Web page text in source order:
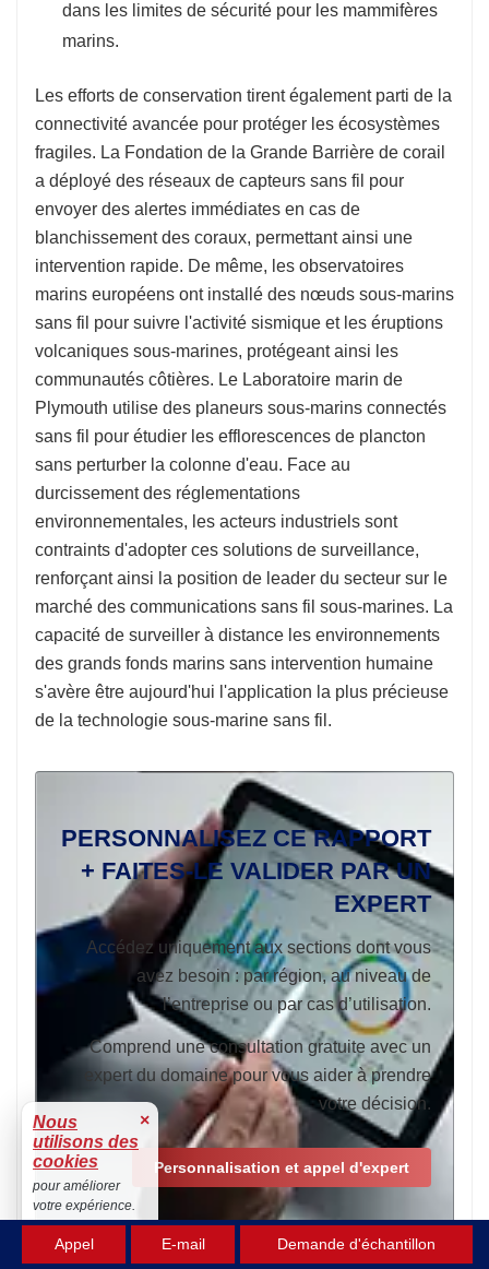
dans les limites de sécurité pour les mammifères
marins.
Les efforts de conservation tirent également parti de la
connectivité avancée pour protéger les écosystèmes
fragiles. La Fondation de la Grande Barrière de corail
a déployé des réseaux de capteurs sans fil pour
envoyer des alertes immédiates en cas de
blanchissement des coraux, permettant ainsi une
intervention rapide. De même, les observatoires
marins européens ont installé des nœuds sous-marins
sans fil pour suivre l'activité sismique et les éruptions
volcaniques sous-marines, protégeant ainsi les
communautés côtières. Le Laboratoire marin de
Plymouth utilise des planeurs sous-marins connectés
sans fil pour étudier les efflorescences de plancton
sans perturber la colonne d'eau. Face au
durcissement des réglementations
environnementales, les acteurs industriels sont
contraints d'adopter ces solutions de surveillance,
renforçant ainsi la position de leader du secteur sur le
marché des communications sans fil sous-marines. La
capacité de surveiller à distance les environnements
des grands fonds marins sans intervention humaine
s'avère être aujourd'hui l'application la plus précieuse
de la technologie sous-marine sans fil.
PERSONNALISEZ CE RAPPORT
+ FAITES-LE VALIDER PAR UN
EXPERT
Accédez uniquement aux sections dont vous
avez besoin : par région, au niveau de
l’entreprise ou par cas d’utilisation.
Comprend une consultation gratuite avec un
expert du domaine pour vous aider à prendre
votre décision.
Personnalisation et appel d'expert
Le financement gouvernemental et les
Appel E-mail Demande d'échantillon
Nous
utilisons des
cookies
×
pour améliorer
votre expérience.